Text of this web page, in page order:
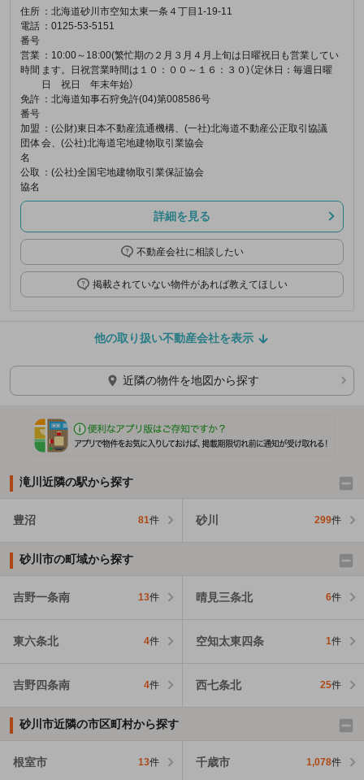
住所 ：北海道砂川市空知太東一条４丁目1-19-11
電話
番号
：0125-53-5151
営業
時間
：10:00～18:00(繁忙期の２月３月４月上旬は日曜祝日も営業してい
ます。日祝営業時間は１０：００～１６：３０)（定休日：毎週日曜
日 祝日 年末年始）
免許
番号
：北海道知事石狩免許(04)第008586号
加盟
団体
名
：(公財)東日本不動産流通機構、(一社)北海道不動産公正取引協議
会、(公社)北海道宅地建物取引業協会
公取
協名
：(公社)全国宅地建物取引業保証協会
詳細を見る
不動産会社に相談したい
掲載されていない物件があれば教えてほしい
他の取り扱い不動産会社を表示
近隣の物件を地図から探す
滝川近隣の駅から探す
豊沼 81件 砂川 299件
砂川市の町域から探す
吉野一条南 13件 晴見三条北 6件
東六条北 4件 空知太東四条 1件
吉野四条南 4件 西七条北 25件
砂川市近隣の市区町村から探す
根室市 13件 千歳市 1,078件